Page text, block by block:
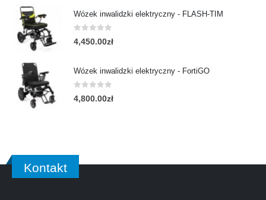
Wózek inwalidzki elektryczny - FLASH-TIM
0 out of 5
4,450.00zł
Wózek inwalidzki elektryczny - FortiGO
0 out of 5
4,800.00zł
Kontakt